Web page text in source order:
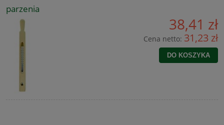
parzenia
38,41 zł
Cena netto: 31,23 zł
DO KOSZYKA